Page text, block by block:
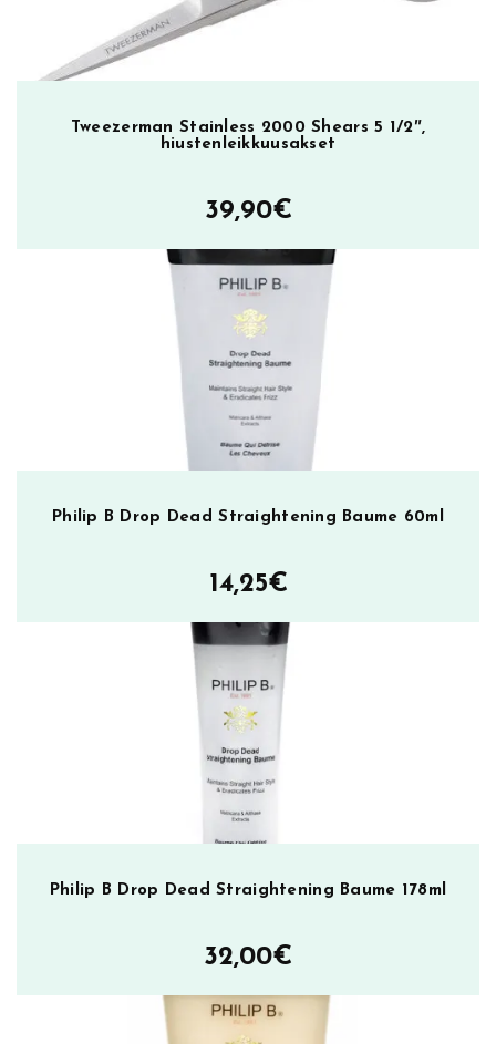
Tweezerman Stainless 2000 Shears 5 1/2″,
hiustenleikkuusakset
39,90€
Philip B Drop Dead Straightening Baume 60ml
14,25€
Philip B Drop Dead Straightening Baume 178ml
32,00€